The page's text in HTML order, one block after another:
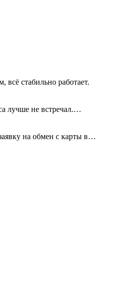
всё стабильно работает.
лучше не встречал.…
на обмен с карты в…